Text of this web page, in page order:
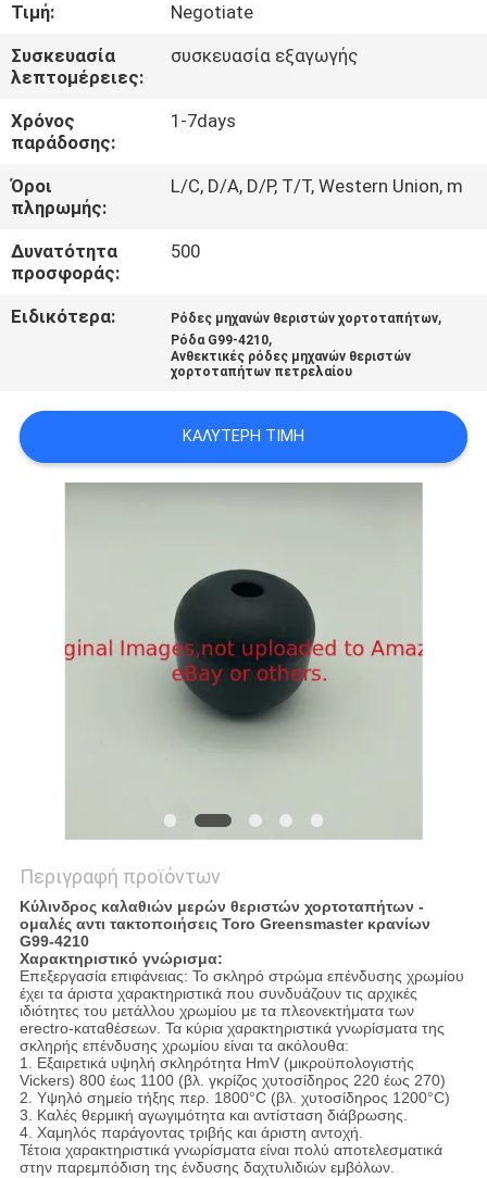
ΣΕ
ΕΠΑΦΉ
ΕΙΔΉΣΕΙΣ
ΖΗΤΉΣΤΕ
ΈΝΑ
ΑΠΌΣΠΑΣΜΑ
PRIVACY
POLICY
Τιμή:
Negotiate
Συσκευασία
λεπτομέρειες:
συσκευασία εξαγωγής
Χρόνος
παράδοσης:
1-7days
Όροι
πληρωμής:
L/C, D/A, D/P, T/T, Western Union, m
Δυνατότητα
προσφοράς:
500
Ειδικότερα: Ρόδες μηχανών θεριστών χορτοταπήτων,
Ρόδα G99-4210,
Ανθεκτικές ρόδες μηχανών θεριστών
χορτοταπήτων πετρελαίου
ΚΑΛΎΤΕΡΗ ΤΙΜΉ
Περιγραφή προϊόντων
Κύλινδρος καλαθιών μερών θεριστών χορτοταπήτων -
ομαλές αντι τακτοποιήσεις Toro Greensmaster κρανίων
G99-4210
Χαρακτηριστικό γνώρισμα:
Επεξεργασία επιφάνειας: Το σκληρό στρώμα επένδυσης χρωμίου
έχει τα άριστα χαρακτηριστικά που συνδυάζουν τις αρχικές
ιδιότητες του μετάλλου χρωμίου με τα πλεονεκτήματα των
erectro-καταθέσεων. Τα κύρια χαρακτηριστικά γνωρίσματα της
σκληρής επένδυσης χρωμίου είναι τα ακόλουθα:
1. Εξαιρετικά υψηλή σκληρότητα HmV (μικροϋπολογιστής
Vickers) 800 έως 1100 (βλ. γκρίζος χυτοσίδηρος 220 έως 270)
2. Υψηλό σημείο τήξης περ. 1800°C (βλ. χυτοσίδηρος 1200°C)
3. Καλές θερμική αγωγιμότητα και αντίσταση διάβρωσης.
4. Χαμηλός παράγοντας τριβής και άριστη αντοχή.
Τέτοια χαρακτηριστικά γνωρίσματα είναι πολύ αποτελεσματικά
στην παρεμπόδιση της ένδυσης δαχτυλιδιών εμβόλων.